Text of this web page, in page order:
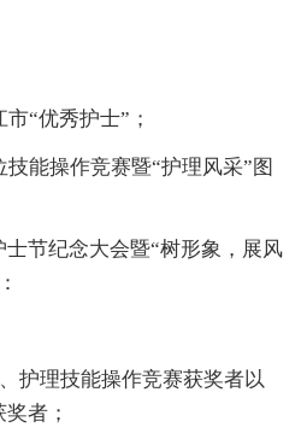
市“优秀护士”；
技能操作竞赛暨“护理风采”图
士节纪念大会暨“树形象，展风
护理技能操作竞赛获奖者以
者；